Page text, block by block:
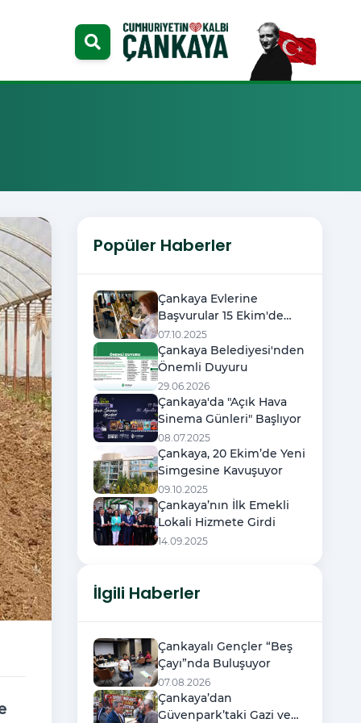
Popüler Haberler
Çankaya Evlerine
Başvurular 15 Ekim'de
Başlıyor
07.10.2025
Çankaya Belediyesi'nden
Önemli Duyuru
29.06.2026
Çankaya'da "Açık Hava
Sinema Günleri" Başlıyor
08.07.2025
Çankaya, 20 Ekim’de Yeni
Simgesine Kavuşuyor
09.10.2025
Çankaya’nın İlk Emekli
Lokali Hizmete Girdi
14.09.2025
İlgili Haberler
Çankayalı Gençler “Beş
Çayı”nda Buluşuyor
07.08.2026
Çankaya’dan
Güvenpark’taki Gazi ve